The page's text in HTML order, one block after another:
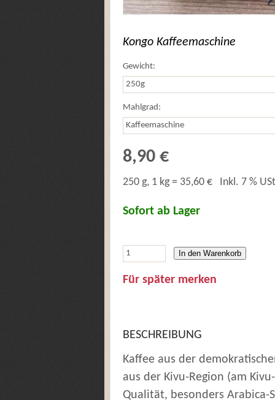
Kongo Kaffeemaschine
Gewicht:
Mahlgrad:
8,90 €
250 g, 1 kg = 35,60 € Inkl. 7 %
Sofort ab Lager
In den Warenkorb
Für später merken
BESCHREIBUNG
Kaffee aus der
aus der Kivu-Region (am
Qualität, besonders